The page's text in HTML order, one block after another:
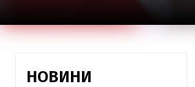
НОВИНИ